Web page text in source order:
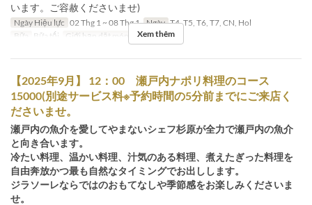
います。ご容赦くださいませ)
Ngày Hiệu lực 02 Thg 1 ~ 08 Thg 1 Ngày T4, T5, T6, T7, CN, Hol
Bữa
Bữa tối Giới hạn dặt món 1 ~
Xem thêm
【2025年9月】 12：00 瀬戸内ナポリ料理のコース
15000(別途サービス料※予約時間の5分前までにご来店く
ださいませ。
瀬戸内の魚介を愛してやまないシェフ杉原が全力で瀬戸内の魚介
と向き合います。
冷たい料理、温かい料理、汁気のある料理、煮えたぎった料理を
自由奔放かつ最も自然なタイミングでお出しします。
ジラソーレならではのおもてなしや季節感をお楽しみくださいま
せ。